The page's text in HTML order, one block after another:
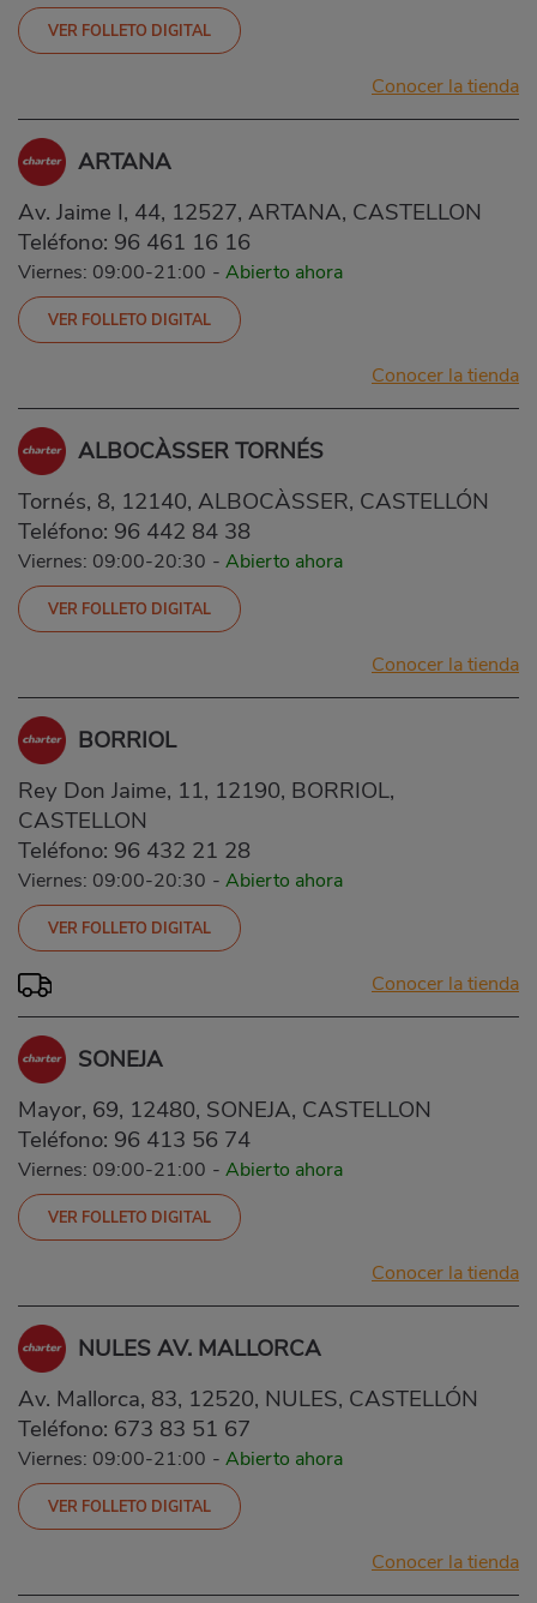
VER FOLLETO DIGITAL
Conocer la tienda
ARTANA
Av. Jaime I, 44, 12527, ARTANA, CASTELLON
Teléfono: 96 461 16 16
Viernes: 09:00-21:00 - Abierto ahora
VER FOLLETO DIGITAL
Conocer la tienda
ALBOCÀSSER TORNÉS
Tornés, 8, 12140, ALBOCÀSSER, CASTELLÓN
Teléfono: 96 442 84 38
Viernes: 09:00-20:30 - Abierto ahora
VER FOLLETO DIGITAL
Conocer la tienda
BORRIOL
Rey Don Jaime, 11, 12190, BORRIOL,
CASTELLON
Teléfono: 96 432 21 28
Viernes: 09:00-20:30 - Abierto ahora
VER FOLLETO DIGITAL
Conocer la tienda
SONEJA
Mayor, 69, 12480, SONEJA, CASTELLON
Teléfono: 96 413 56 74
Viernes: 09:00-21:00 - Abierto ahora
VER FOLLETO DIGITAL
Conocer la tienda
NULES AV. MALLORCA
Av. Mallorca, 83, 12520, NULES, CASTELLÓN
Teléfono: 673 83 51 67
Viernes: 09:00-21:00 - Abierto ahora
VER FOLLETO DIGITAL
Conocer la tienda